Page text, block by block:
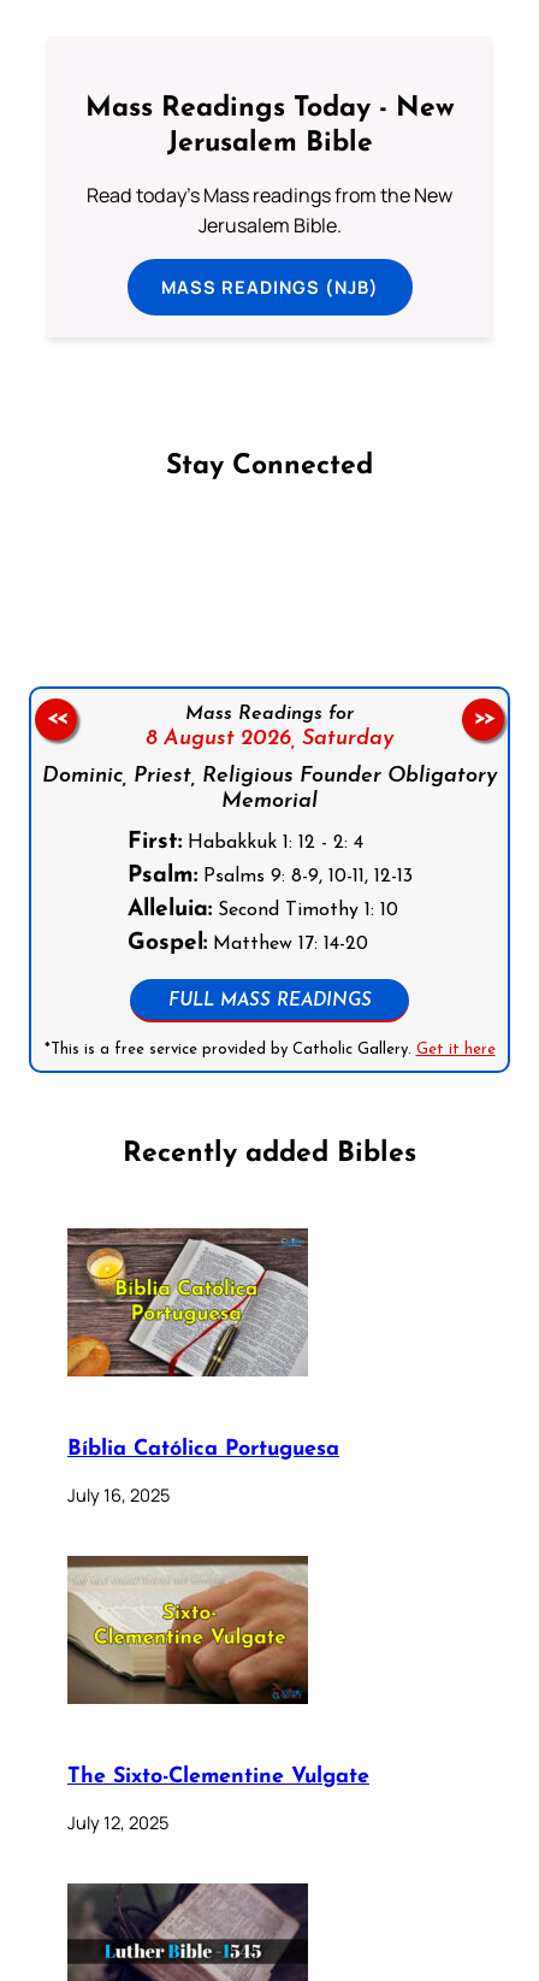
Mass Readings Today - New
Jerusalem Bible
Read today's Mass readings from the New
Jerusalem Bible.
MASS READINGS (NJB)
Stay Connected
Mass Readings for
8 August 2026, Saturday
Dominic, Priest, Religious Founder Obligatory
Memorial
First:Habakkuk 1: 12 - 2: 4
Psalm:Psalms 9: 8-9, 10-11, 12-13
Alleluia:Second Timothy 1: 10
Gospel:Matthew 17: 14-20
FULL MASS READINGS
*This is a free service provided by Catholic Gallery. Get it here
<< >>
Recently added Bibles
Bíblia Católica Portuguesa
July 16, 2025
The Sixto-Clementine Vulgate
July 12, 2025